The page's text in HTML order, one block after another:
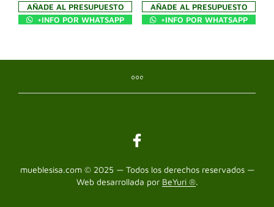
AÑADE AL PRESUPUESTO
+INFO POR WHATSAPP
AÑADE AL PRESUPUESTO
+INFO POR WHATSAPP
mueblesisa.com © 2025 — Todos los derechos reservados —
Web desarrollada por BeYuri ®.